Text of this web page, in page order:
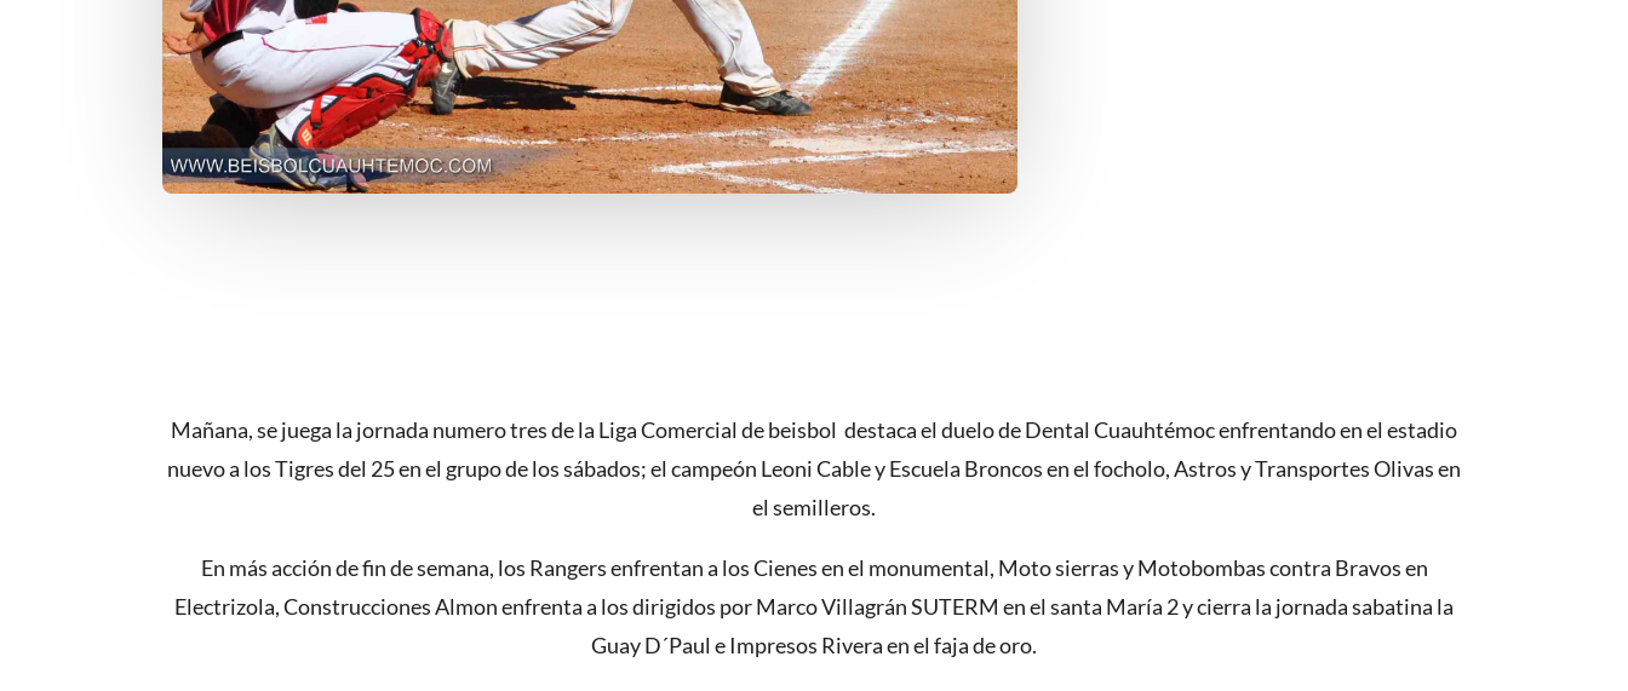
Mañana, se juega la jornada numero tres de la Liga Comercial de beisbol destaca el duelo de Dental Cuauhtémoc enfrentando en el estadio
nuevo a los Tigres del 25 en el grupo de los sábados; el campeón Leoni Cable y Escuela Broncos en el focholo, Astros y Transportes Olivas en
el semilleros.
En más acción de fin de semana, los Rangers enfrentan a los Cienes en el monumental, Moto sierras y Motobombas contra Bravos en
Electrizola, Construcciones Almon enfrenta a los dirigidos por Marco Villagrán SUTERM en el santa María 2 y cierra la jornada sabatina la
Guay D´Paul e Impresos Rivera en el faja de oro.